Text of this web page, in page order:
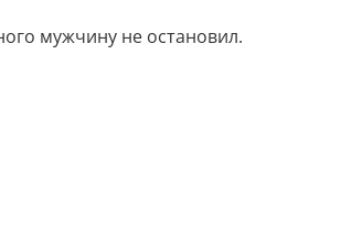
мужчину не остановил.